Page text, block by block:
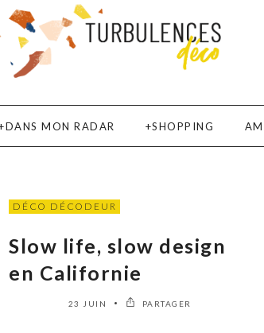
DANS MON RADAR SHOPPING
DÉCO DÉCODEUR
Slow life, slow design
en Californie
23 JUIN PARTAGER